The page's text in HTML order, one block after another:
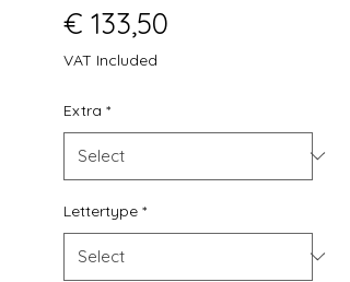
€ 133,50
VAT Included
Extra *
Lettertype *